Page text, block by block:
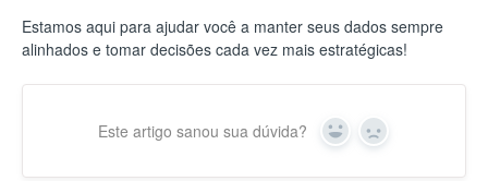
Estamos aqui para ajudar você a manter seus dados sempre
alinhados e tomar decisões cada vez mais estratégicas!
Este artigo sanou sua dúvida? Yes No